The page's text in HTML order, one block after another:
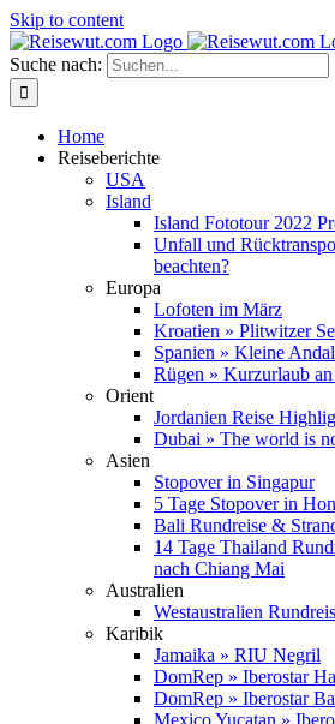
Skip to content
Suche nach:
Home
Reiseberichte
USA
Island
Island Fototour 2022
Unfall und
beachten?
Europa
Lofoten im März
Kroatien » Plitwitzer
Spanien » Kleine
Rügen » Kurzurlaub an
Orient
Jordanien Reise
Dubai » The world is
Asien
Stopover in Singapur
5 Tage Stopover in
Bali Rundreise &
14 Tage Thailand
nach Chiang Mai
Australien
Westaustralien
Karibik
Jamaika » RIU Negril
DomRep » Iberostar
DomRep » Iberostar
Mexico Yucatan »